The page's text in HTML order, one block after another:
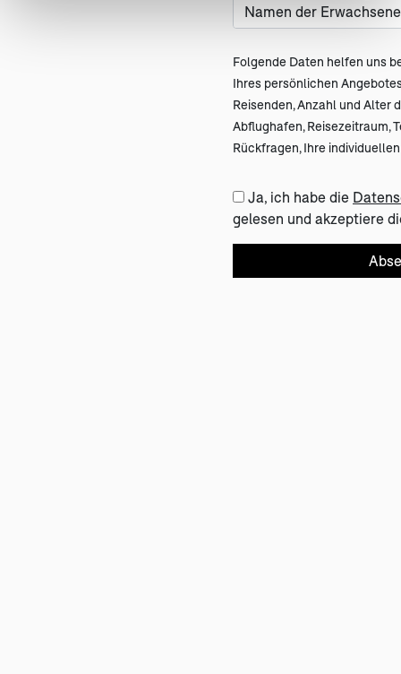
Folgende Daten helfen uns
Ihres persönlichen
Reisenden, Anzahl und Alter
Abflughafen, Reisezeitraum,
Rückfragen, Ihre
Ja, ich habe die
gelesen und akzeptiere